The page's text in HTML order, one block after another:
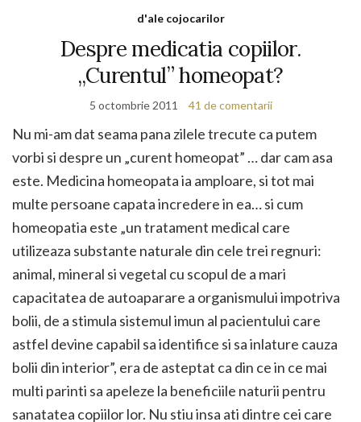
d'ale cojocarilor
Despre medicatia copiilor.
„Curentul” homeopat?
5 octombrie 2011 41 de comentarii
Nu mi-am dat seama pana zilele trecute ca putem
vorbi si despre un „curent homeopat” … dar cam asa
este. Medicina homeopata ia amploare, si tot mai
multe persoane capata incredere in ea… si cum
homeopatia este „un tratament medical care
utilizeaza substante naturale din cele trei regnuri:
animal, mineral si vegetal cu scopul de a mari
capacitatea de autoaparare a organismului impotriva
bolii, de a stimula sistemul imun al pacientului care
astfel devine capabil sa identifice si sa inlature cauza
bolii din interior”, era de asteptat ca din ce in ce mai
multi parinti sa apeleze la beneficiile naturii pentru
sanatatea copiilor lor. Nu stiu insa ati dintre cei care